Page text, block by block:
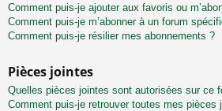
Comment puis-je ajouter aux favoris ou
Comment puis-je m’abonner à un forum
Comment puis-je résilier mes abonnements ?
Pièces jointes
Quelles pièces jointes sont autorisées sur ce
Comment puis-je retrouver toutes mes pièces